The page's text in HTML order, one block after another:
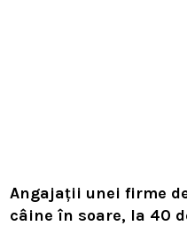
Angajații unei firme
câine în soare, la 40